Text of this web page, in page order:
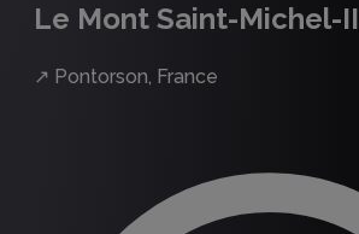
Le Mont Saint-Michel-II
↗ Pontorson, France